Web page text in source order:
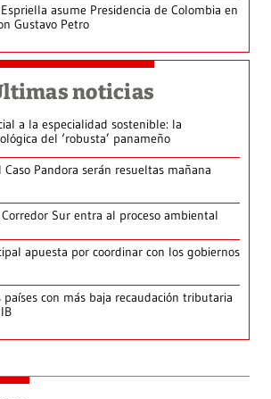
asume Presidencia de Colombia en
Gustavo Petro
noticias
a la especialidad sostenible: la
del ‘robusta’ panameño
Caso Pandora serán resueltas mañana
Sur entra al proceso ambiental
apuesta por coordinar con los gobiernos
países con más baja recaudación tributaria